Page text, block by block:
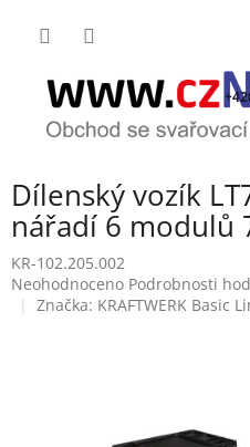
Dílenský vozík
nářadí 6 modulů
KR-102.205.002
Průměrné
hodnocení
Neohodnoceno Podrobnosti
Značka: KRAFTWERK Basic